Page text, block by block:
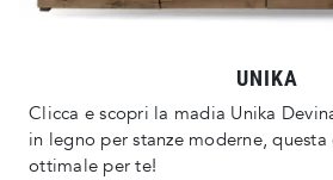
UNIKA
Clicca e scopri la madia Unika
in legno per stanze moderne, questa
ottimale per te!